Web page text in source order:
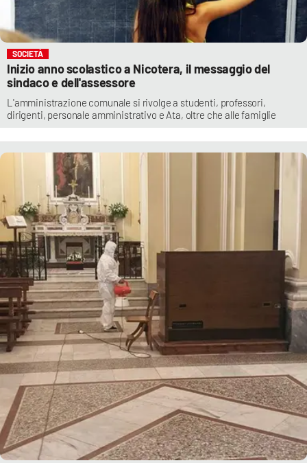
SOCIETÀ
Inizio anno scolastico a Nicotera, il messaggio del
sindaco e dell'assessore
L'amministrazione comunale si rivolge a studenti, professori,
dirigenti, personale amministrativo e Ata, oltre che alle famiglie